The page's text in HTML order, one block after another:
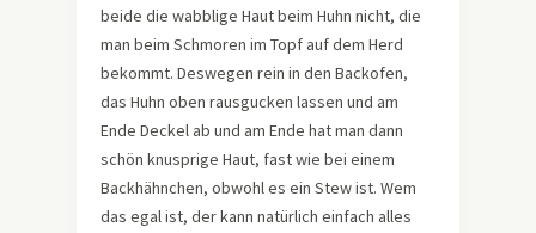
beide die wabblige Haut beim Huhn nicht, die
man beim Schmoren im Topf auf dem Herd
bekommt. Deswegen rein in den Backofen,
das Huhn oben rausgucken lassen und am
Ende Deckel ab und am Ende hat man dann
schön knusprige Haut, fast wie bei einem
Backhähnchen, obwohl es ein Stew ist. Wem
das egal ist, der kann natürlich einfach alles